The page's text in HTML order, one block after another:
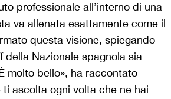
professionale all’interno di una
va allenata esattamente come il
questa visione, spiegando
Nazionale spagnola sia
molto bello», ha raccontato
ascolta ogni volta che ne hai